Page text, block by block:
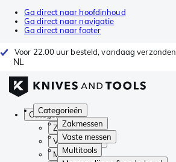
Ga direct naar hoofdinhoud
Ga direct naar navigatie
Ga direct naar footer
Voor 22.00 uur besteld, vandaag verzonden
NL
Categorieën
Zakmessen
Vaste messen
Multitools
Categorieën
Zakmessen
Vaste messen
Multitools